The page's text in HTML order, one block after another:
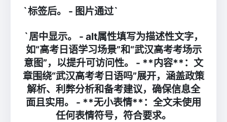
`标签后。 - 图片通过`
`居中显示。 - alt属性填写为描述性文字，
如“高考日语学习场景”和“武汉高考考场示
意图”，以提升可访问性。 - **内容**：文
章围绕“武汉高考考日语吗”展开，涵盖政策
解析、利弊分析和备考建议，确保信息全
面且实用。 - **无小表情**：全文未使用
任何表情符号，符合要求。